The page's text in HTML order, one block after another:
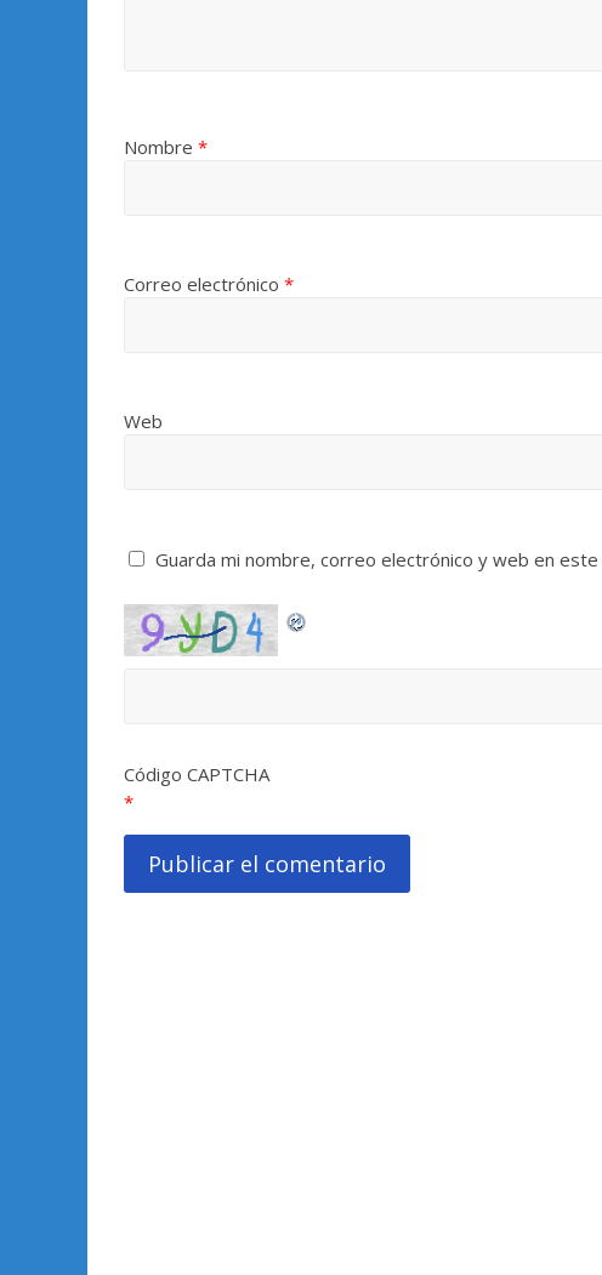
Nombre *
Correo electrónico *
Web
Guarda mi nombre, correo electrónico y web en
Código CAPTCHA
*